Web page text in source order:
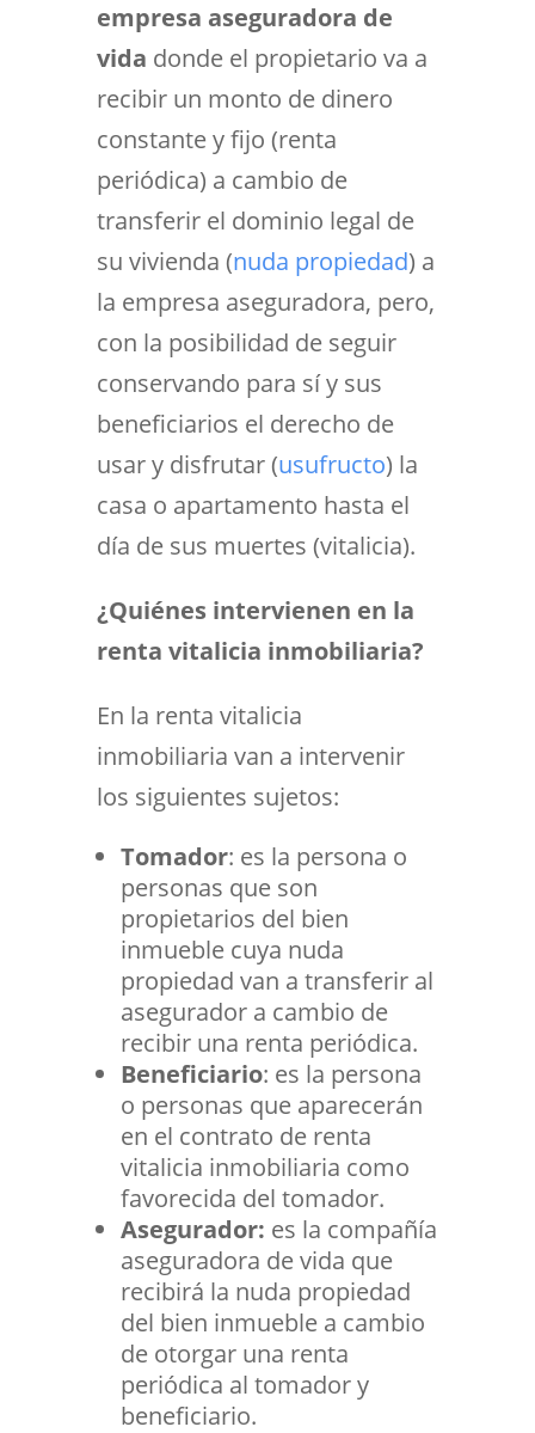
empresa aseguradora de
vida donde el propietario va a
recibir un monto de dinero
constante y fijo (renta
periódica) a cambio de
transferir el dominio legal de
su vivienda (nuda propiedad) a
la empresa aseguradora, pero,
con la posibilidad de seguir
conservando para sí y sus
beneficiarios el derecho de
usar y disfrutar (usufructo) la
casa o apartamento hasta el
día de sus muertes (vitalicia).
¿Quiénes intervienen en la
renta vitalicia inmobiliaria?
En la renta vitalicia
inmobiliaria van a intervenir
los siguientes sujetos:
Tomador: es la persona o
personas que son
propietarios del bien
inmueble cuya nuda
propiedad van a transferir al
asegurador a cambio de
recibir una renta periódica.
Beneficiario: es la persona
o personas que aparecerán
en el contrato de renta
vitalicia inmobiliaria como
favorecida del tomador.
Asegurador: es la compañía
aseguradora de vida que
recibirá la nuda propiedad
del bien inmueble a cambio
de otorgar una renta
periódica al tomador y
beneficiario.